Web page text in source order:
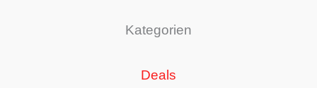
Kategorien
Deals